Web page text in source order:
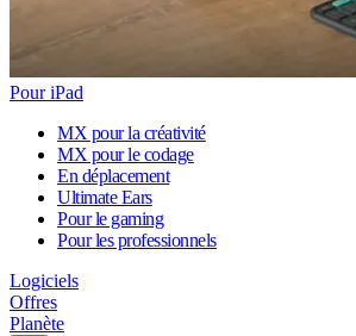
Pour iPad
MX pour la créativité
MX pour le codage
En déplacement
Ultimate Ears
Pour le gaming
Pour les professionnels
Logiciels
Offres
Planète